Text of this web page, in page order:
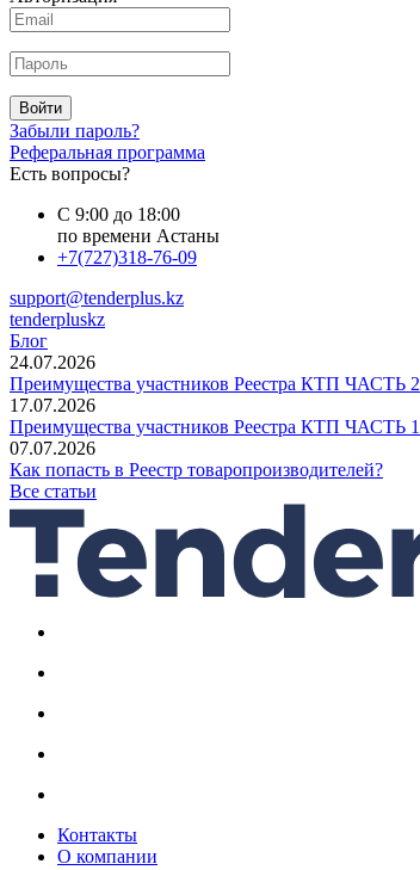
Войти
Забыли пароль?
Реферальная программа
Есть вопросы?
С 9:00 до 18:00
по времени Астаны
+7(727)318-76-09
support@tenderplus.kz
tenderpluskz
Блог
24.07.2026
Преимущества участников Реестра КТП ЧАСТЬ 2
17.07.2026
Преимущества участников Реестра КТП ЧАСТЬ 1
07.07.2026
Как попасть в Реестр товаропроизводителей?
Все статьи
Контакты
О компании